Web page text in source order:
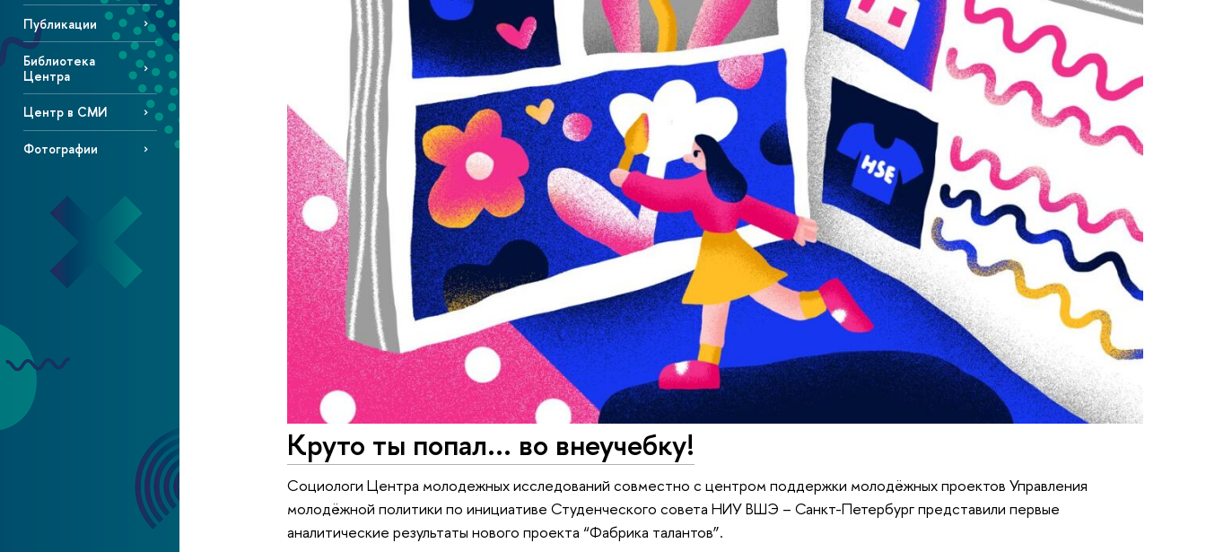
Публикации
Библиотека
Центра
Центр в СМИ
Фотографии
Круто ты попал... во внеучебку!
Социологи Центра молодежных исследований совместно с центром поддержки молодёжных проектов Управления
молодёжной политики по инициативе Студенческого совета НИУ ВШЭ – Санкт-Петербург представили первые
аналитические результаты нового проекта “Фабрика талантов”.